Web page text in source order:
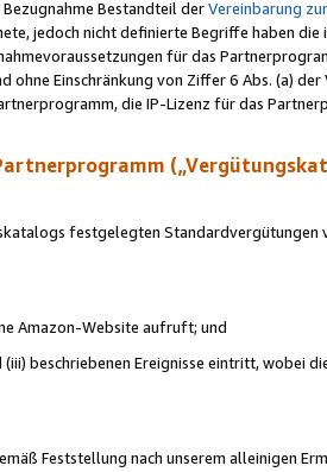
Bezugnahme Bestandteil derVereinbarung
jedoch nicht definierte Begriffe haben die
für das
Einschränkung von Ziffer 6 Abs. (a)
die IP-Lizenz für das
festgelegten
Amazon-Website aufruft; und
beschriebenen Ereignisse eintritt, wobei
Feststellung nach unserem alleinigen